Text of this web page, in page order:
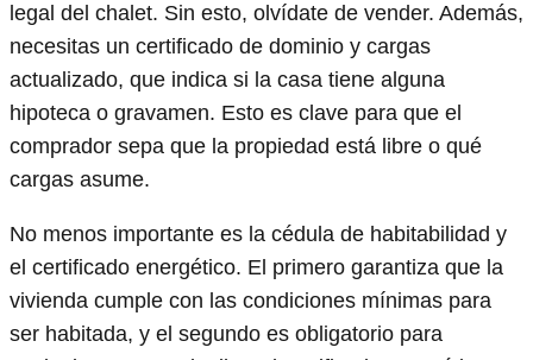
legal del chalet. Sin esto, olvídate de vender. Además,
necesitas un certificado de dominio y cargas
actualizado, que indica si la casa tiene alguna
hipoteca o gravamen. Esto es clave para que el
comprador sepa que la propiedad está libre o qué
cargas asume.
No menos importante es la cédula de habitabilidad y
el certificado energético. El primero garantiza que la
vivienda cumple con las condiciones mínimas para
ser habitada, y el segundo es obligatorio para